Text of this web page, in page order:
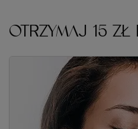
OTRZYMAJ 15 ZŁ